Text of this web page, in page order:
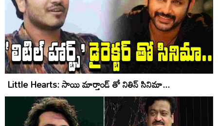
Little Hearts: సాయి మార్తాండ్ తో నితిన్ సినిమా...